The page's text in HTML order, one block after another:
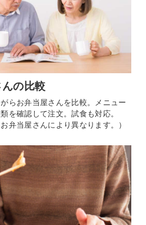
の比較
らお弁当屋さんを比較。メニュー
を確認して注文。試食も対応。
お弁当屋さんにより異なります。）